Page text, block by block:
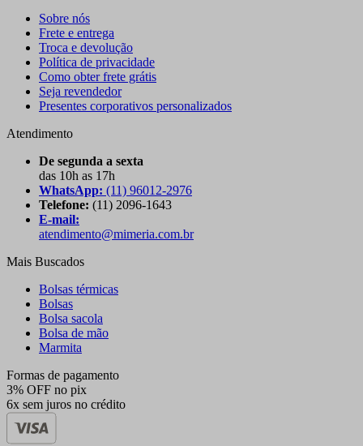
Sobre nós
Frete e entrega
Troca e devolução
Política de privacidade
Como obter frete grátis
Seja revendedor
Presentes corporativos personalizados
Atendimento
De segunda a sexta
das 10h as 17h
WhatsApp: (11) 96012-2976
Telefone: (11) 2096-1643
E-mail:
atendimento@mimeria.com.br
Mais Buscados
Bolsas térmicas
Bolsas
Bolsa sacola
Bolsa de mão
Marmita
Formas de pagamento
3% OFF no pix
6x sem juros no crédito